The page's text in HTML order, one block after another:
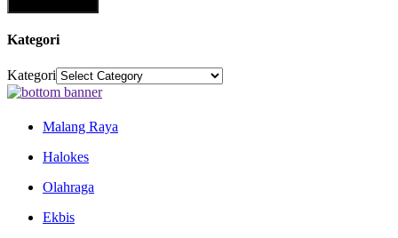
Kategori
Kategori
Malang Raya
Halokes
Olahraga
Ekbis